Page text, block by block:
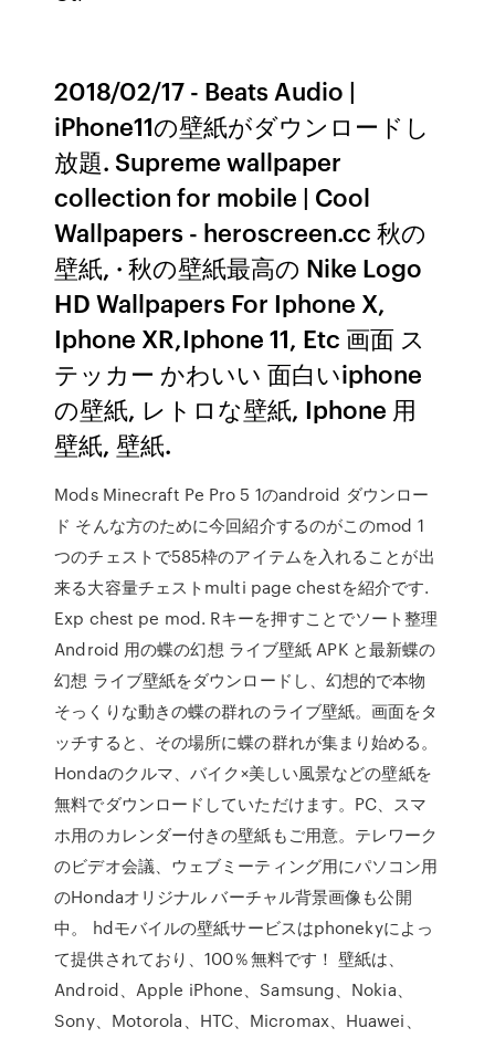
2018/02/17 - Beats Audio |
iPhone11の壁紙がダウンロードし
放題. Supreme wallpaper
collection for mobile | Cool
Wallpapers - heroscreen.cc 秋の
壁紙, · 秋の壁紙最高の Nike Logo
HD Wallpapers For Iphone X,
Iphone XR,Iphone 11, Etc 画面 ス
テッカー かわいい 面白いiphone
の壁紙, レトロな壁紙, Iphone 用
壁紙, 壁紙.
Mods Minecraft Pe Pro 5 1のandroid ダウンロー
ド そんな方のために今回紹介するのがこのmod 1
つのチェストで585枠のアイテムを入れることが出
来る大容量チェストmulti page chestを紹介です.
Exp chest pe mod. Rキーを押すことでソート整理
Android 用の蝶の幻想 ライブ壁紙 APK と最新蝶の
幻想 ライブ壁紙をダウンロードし、幻想的で本物
そっくりな動きの蝶の群れのライブ壁紙。画面をタ
ッチすると、その場所に蝶の群れが集まり始める。
Hondaのクルマ、バイク×美しい風景などの壁紙を
無料でダウンロードしていただけます。PC、スマ
ホ用のカレンダー付きの壁紙もご用意。テレワーク
のビデオ会議、ウェブミーティング用にパソコン用
のHondaオリジナル バーチャル背景画像も公開
中。 hdモバイルの壁紙サービスはphonekyによっ
て提供されており、100％無料です！ 壁紙は、
Android、Apple iPhone、Samsung、Nokia、
Sony、Motorola、HTC、Micromax、Huawei、